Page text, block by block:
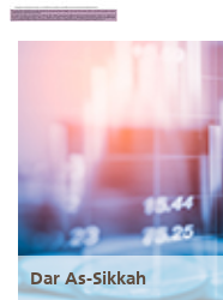
Dar As-Sikkah